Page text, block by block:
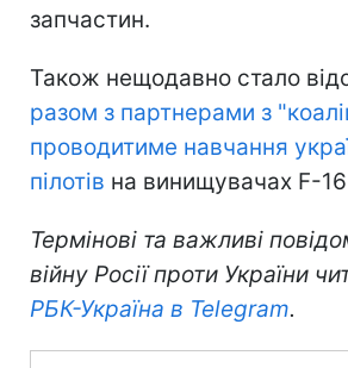
запчастин.
Також нещодавно стало
разом з партнерами з
проводитиме навчання
пілотів на винищувачах F-
Термінові та важливі
війну Росії проти України
РБК-Україна в Telegram.